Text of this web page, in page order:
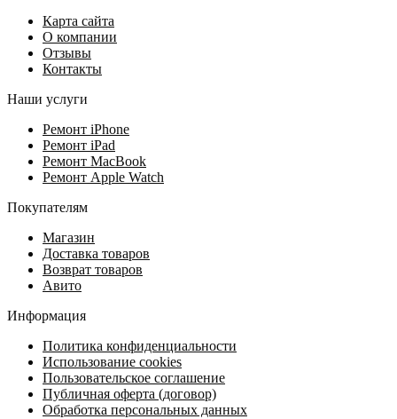
Карта сайта
О компании
Отзывы
Контакты
Наши услуги
Ремонт iPhone
Ремонт iPad
Ремонт MacBook
Ремонт Apple Watch
Покупателям
Магазин
Доставка товаров
Возврат товаров
Авито
Информация
Политика конфиденциальности
Использование cookies
Пользовательское соглашение
Публичная оферта (договор)
Обработка персональных данных